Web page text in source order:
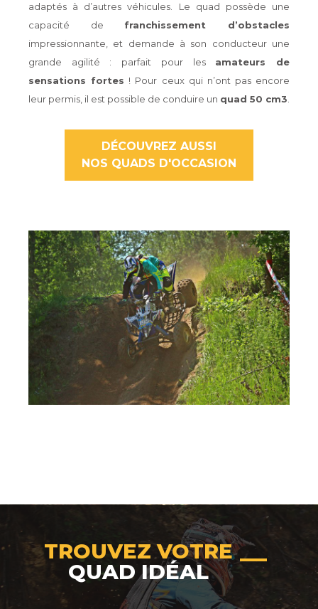
adaptés à d’autres véhicules. Le quad possède une
capacité de franchissement d’obstacles
impressionnante, et demande à son conducteur une
grande agilité : parfait pour les amateurs de
sensations fortes ! Pour ceux qui n’ont pas encore
leur permis, il est possible de conduire un quad 50 cm3.
DÉCOUVREZ AUSSI
NOS QUADS D'OCCASION
TROUVEZ VOTRE
QUAD IDÉAL